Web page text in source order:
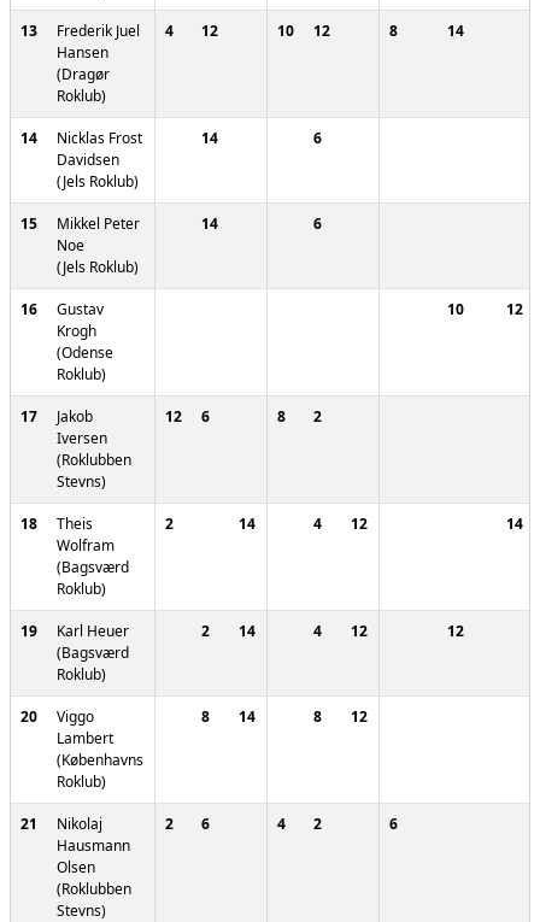
13
Frederik Juel
Hansen
(Dragør
Roklub)
4 12 10 12 8 14
14
Nicklas Frost
Davidsen
(Jels Roklub)
14 6
15
Mikkel Peter
Noe
(Jels Roklub)
14 6
16
Gustav
Krogh
(Odense
Roklub)
10 12
17
Jakob
Iversen
(Roklubben
Stevns)
12 6 8 2
18
Theis
Wolfram
(Bagsværd
Roklub)
2 14 4 12 14
19
Karl Heuer
(Bagsværd
Roklub)
2 14 4 12 12
20
Viggo
Lambert
(Københavns
Roklub)
8 14 8 12
21
Nikolaj
Hausmann
Olsen
(Roklubben
Stevns)
2 6 4 2 6